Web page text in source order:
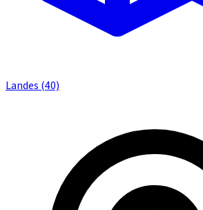
Landes (40)